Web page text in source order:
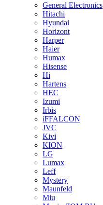
General Electronics
Hitachi
Hyundai
Horizont
Harper
Haier
Humax
Hisense
Hi
Hartens
HEC
Izumi
Irbis
iFFALCON
JVC
Kivi
KION
LG
Lumax
Leff
Mystery
Maunfeld
Miu